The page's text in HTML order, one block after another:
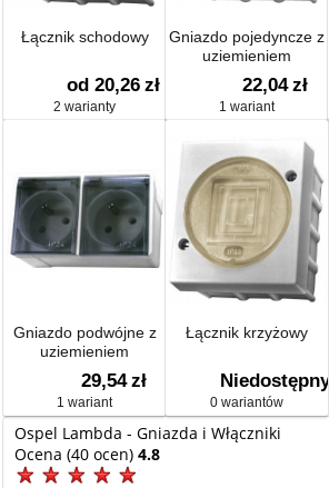
Łącznik schodowy
od 20,26 zł
2 warianty
Gniazdo pojedyncze z
uziemieniem
22,04 zł
1 wariant
Gniazdo podwójne z
uziemieniem
29,54 zł
1 wariant
Łącznik krzyżowy
Niedostępny
0 wariantów
Ospel Lambda - Gniazda i Włączniki
Ocena (40 ocen)4.8